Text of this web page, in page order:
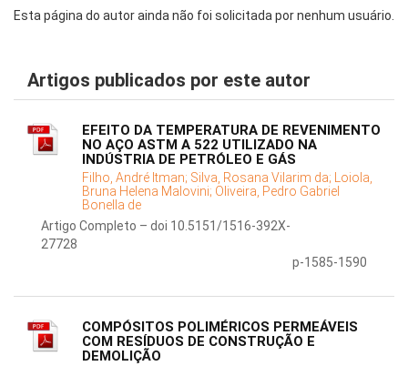
Esta página do autor ainda não foi solicitada por nenhum usuário.
Artigos publicados por este autor
EFEITO DA TEMPERATURA DE REVENIMENTO
NO AÇO ASTM A 522 UTILIZADO NA
INDÚSTRIA DE PETRÓLEO E GÁS
Filho, André Itman; Silva, Rosana Vilarim da; Loiola,
Bruna Helena Malovini; Oliveira, Pedro Gabriel
Bonella de
Artigo Completo – doi 10.5151/1516-392X-
27728
p-1585-1590
COMPÓSITOS POLIMÉRICOS PERMEÁVEIS
COM RESÍDUOS DE CONSTRUÇÃO E
DEMOLIÇÃO